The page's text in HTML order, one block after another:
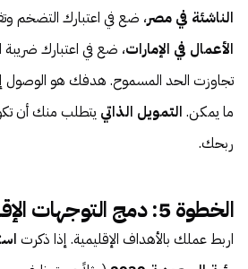
الناشئة في مصر، ضع في اعتبارك التضخم
الأعمال في الإمارات
تجاوزت الحد المسموح. هدفك هو الوصول
ما يمكن. التمويل الذاتي يتطلب منك أن
ربحك.
الخطوة 5: دمج التوجهات الإقليمية
اربط عملك بالأهداف الإقليمية. إذا ذكرت